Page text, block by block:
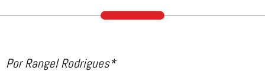
Por Rangel Rodrigues*